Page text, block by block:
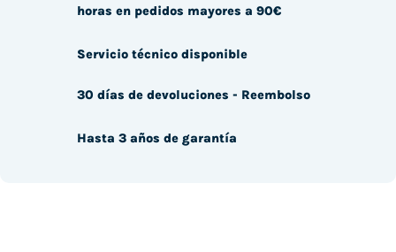
horas en pedidos mayores a 90€
Servicio técnico disponible
30 días de devoluciones - Reembolso
Hasta 3 años de garantía